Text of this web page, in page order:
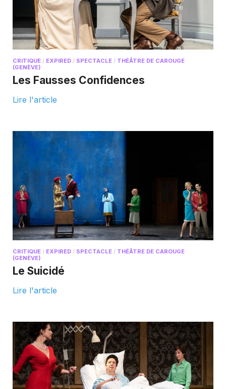
CRITIQUE / EXPIRED / SPECTACLE / THÉÂTRE DE CAROUGE
(GENÈVE)
Les Fausses Confidences
Lire l'article
CRITIQUE / EXPIRED / SPECTACLE / THÉÂTRE DE CAROUGE
(GENÈVE)
Le Suicidé
Lire l'article